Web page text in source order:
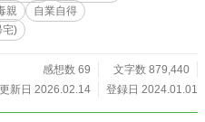
２０２４年９月９日
ございます！ ２００人になるまで
０人達成 感涙に咽び泣いておりま
様、頑張って書ききる所存でござい
２５年３月１７日
焦っております！ こんなにも多くの
親
自業自得
宅)
感想数 69
文字数 879,440
新日 2026.02.14
登録日 2024.01.01